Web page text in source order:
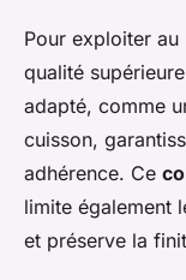
Pour exploiter
qualité
adapté, comme
cuisson,
adhérence. Ce
limite également
et préserve la